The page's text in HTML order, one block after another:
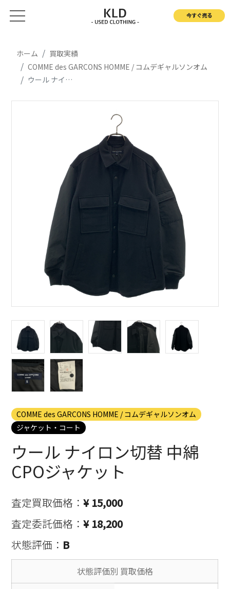
今すぐ売る
ホーム
買取実績
COMME des GARCONS HOMME / コムデギャルソンオム
ウール ナイロン切替 中綿 CPOジャケット
COMME des GARCONS HOMME / コムデギャルソンオム
ジャケット・コート
ウール ナイロン切替 中綿
CPOジャケット
査定買取価格：¥ 15,000
査定委託価格：¥ 18,200
状態評価： B
状態評価別 買取価格